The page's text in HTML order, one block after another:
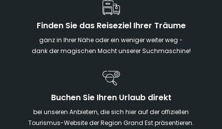
Finden Sie das Reiseziel Ihrer Träume
ganz in Ihrer Nähe oder ein weniger weiter weg -
dank der magischen Macht unserer Suchmaschine!
Buchen Sie Ihren Urlaub direkt
bei unseren Anbietern, die sich hier auf der offiziellen
Tourismus-Website der Region Grand Est präsentieren.